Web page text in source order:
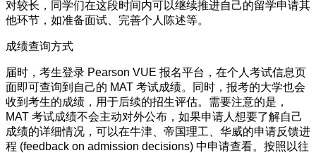
对较长，同学们在这段时间内可以继续推进自己的留学申请其
他环节，如准备面试、完善个人陈述等。
成绩查询方式
届时，考生登录 Pearson VUE 报名平台，在个人考试信息页
面即可查询到自己的 MAT 考试成绩。同时，报考的大学也会
收到考生的成绩，用于后续的招生评估。需要注意的是，
MAT 考试成绩不会主动对外公布，如果申请人想要了解自己
成绩的详细情况，可以在牛津、帝国理工、华威的申请反馈进
程 (feedback on admission decisions) 中申请查看。按照以往